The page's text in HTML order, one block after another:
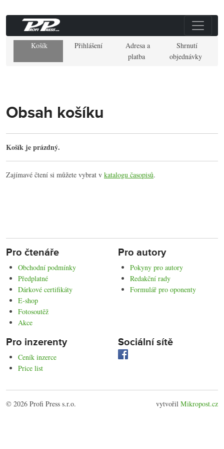
Košík Přihlášení
Adresa a
platba
Shrnutí
objednávky
Obsah košíku
Košík je prázdný.
Zajímavé čtení si můžete vybrat v katalogu časopisů.
Pro čtenáře
Obchodní podmínky
Předplatné
Dárkové certifikáty
E-shop
Fotosoutěž
Akce
Pro autory
Pokyny pro autory
Redakční rady
Formulář pro oponenty
Pro inzerenty
Ceník inzerce
Price list
Sociální sítě
© 2026 Profi Press s.r.o. vytvořil Mikropost.cz